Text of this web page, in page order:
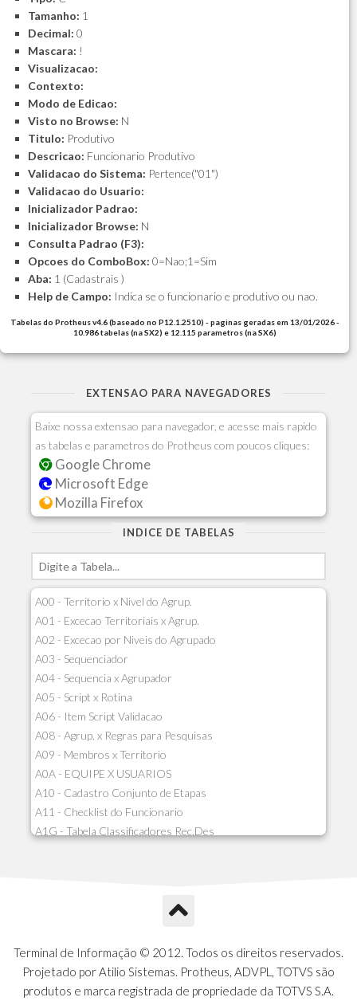
Tamanho: 1
Decimal: 0
Mascara: !
Visualizacao:
Contexto:
Modo de Edicao:
Visto no Browse: N
Titulo: Produtivo
Descricao: Funcionario Produtivo
Validacao do Sistema: Pertence("01")
Validacao do Usuario:
Inicializador Padrao:
Inicializador Browse: N
Consulta Padrao (F3):
Opcoes do ComboBox: 0=Nao;1=Sim
Aba: 1 (Cadastrais )
Help de Campo: Indica se o funcionario e produtivo ou nao.
Tabelas do Protheus v4.6 (baseado no P12.1.2510) - paginas geradas em 13/01/2026 -
10.986 tabelas (na SX2) e 12.115 parametros (na SX6)
EXTENSAO PARA NAVEGADORES
Baixe nossa extensao para navegador, e acesse mais rapido
as tabelas e parametros do Protheus com poucos cliques:
Google Chrome
Microsoft Edge
Mozilla Firefox
INDICE DE TABELAS
A00 - Territorio x Nivel do Agrup.
A01 - Excecao Territoriais x Agrup.
A02 - Excecao por Niveis do Agrupado
A03 - Sequenciador
A04 - Sequencia x Agrupador
A05 - Script x Rotina
A06 - Item Script Validacao
A08 - Agrup. x Regras para Pesquisas
A09 - Membros x Territorio
A0A - EQUIPE X USUARIOS
A10 - Cadastro Conjunto de Etapas
A11 - Checklist do Funcionario
A1G - Tabela Classificadores Rec.Des
A1P - Tipos de Charts
A1Q - Charts Dashboard
A1R - Visoes
Terminal de Informação © 2012. Todos os direitos reservados.
Projetado por Atilio Sistemas. Protheus, ADVPL, TOTVS são
produtos e marca registrada de propriedade da TOTVS S.A.